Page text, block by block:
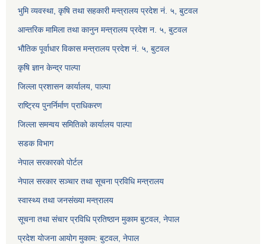
भुमि व्यवस्था, कृषि तथा सहकारी मन्त्रालय प्रदेश नं. ५, बुटवल
आन्तरिक मामिला तथा कानुन मन्त्रालय प्रदेश न. ५, बुटवल
भौतिक पूर्वाधार विकास मन्त्रालय प्रदेश नं. ५, बुटवल
कृषि ज्ञान केन्द्र पाल्पा
जिल्ला प्रशासन कार्यालय, पाल्पा
राष्ट्रिय पुनर्निर्माण प्राधिकरण
जिल्ला समन्वय समितिको कार्यालय पाल्पा
सडक विभाग
नेपाल सरकारको पोर्टल
नेपाल सरकार सञ्‍चार तथा सूचना प्रविधि मन्त्रालय
स्वास्थ्य तथा जनसंख्या मन्त्रालय
सूचना तथा संचार प्रविधि प्रतिष्ठान मुकाम बुटवल, नेपाल
प्रदेश योजना आयोग मुकाम: बुटवल, नेपाल